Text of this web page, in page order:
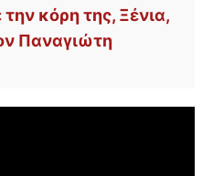
κόρη της, Ξένια,
Παναγιώτη